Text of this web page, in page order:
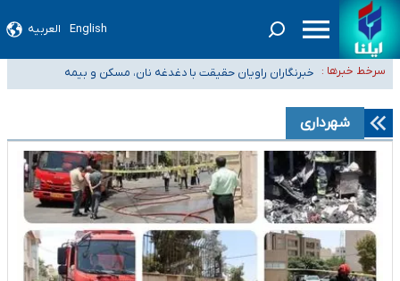
English العربیه
سرخط خبرها :
تعویق آزمون ورودی دکترای تخصصی فرماندهی صحنه عملیات و دکترای
تخصصی جغرافیای نظامی دافوس آجا
خبرنگاران راویان حقیقت با دغدغه نان، مسکن و بیمه
آخرین وضعیت شیوع عفونت‌های تنفسی در کشور/ خوزستان و کرمان بالاتر از
آستانه هشدار
هیچ پرستاری بازداشت یا اخراج نشده است/ از رئیس جمهور خواستیم ورود کند
ثبت‌نام بخش عمده دانش‌آموزان مدارس ایرانی امارات در کشور/ درباره محصلان
باقی‌مانده در دبی متناسب با شرایط جدید تصمیم‌گیری می‌شود
شهرداری